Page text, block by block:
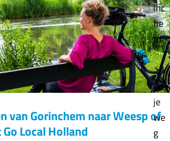
inc
he
m
Tips
Dag
je
we
g
van Gorinchem naar Weesp of
Local Holland